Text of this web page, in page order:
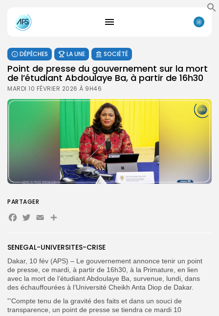
for:
FR
DÉPÊCHES LA UNE SOCIÉTÉ
Point de presse du gouvernement sur la mort
de l’étudiant Abdoulaye Ba, à partir de 16h30
MARDI 10 FÉVRIER 2026 À 9H46
SENEGAL-UNIVERSITES-CRISE
Dakar, 10 fév (APS) – Le gouvernement annonce tenir un point
de presse, ce mardi, à partir de 16h30, à la Primature, en lien
avec la mort de l’étudiant Abdoulaye Ba, survenue, lundi, dans
des échauffourées à l’Université Cheikh Anta Diop de Dakar.
”’Compte tenu de la gravité des faits et dans un souci de
transparence, un point de presse se tiendra ce mardi 10
PARTAGER
Facebook
Twitter
EmailPartager